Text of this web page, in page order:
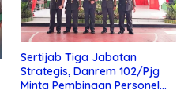
Sertijab Tiga Jabatan
Strategis, Danrem 102/Pjg
Minta Pembinaan Personel